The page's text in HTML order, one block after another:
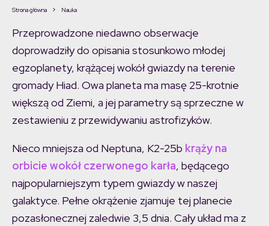
Strona główna Nauka
Przeprowadzone niedawno obserwacje
doprowadziły do opisania stosunkowo młodej
egzoplanety, krążącej wokół gwiazdy na terenie
gromady Hiad. Owa planeta ma masę 25-krotnie
większą od Ziemi, a jej parametry są sprzeczne w
zestawieniu z przewidywaniu astrofizyków.
Nieco mniejsza od Neptuna, K2-25b krąży na
orbicie wokół czerwonego karła, będącego
najpopularniejszym typem gwiazdy w naszej
galaktyce. Pełne okrążenie zjamuje tej planecie
pozasłonecznej zaledwie 3,5 dnia. Cały układ ma z